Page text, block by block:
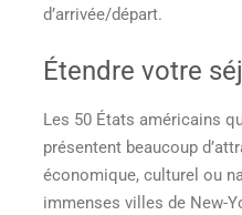
d’arrivée/départ.
Étendre votre
Les 50 États américains
présentent beaucoup
économique, culturel ou
immenses villes de New-